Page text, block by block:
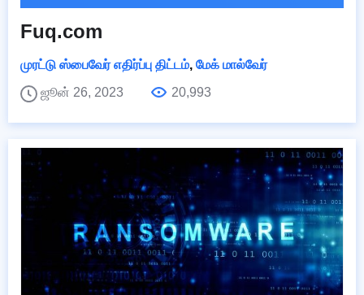
Fuq.com
முரட்டு ஸ்பைவேர் எதிர்ப்பு திட்டம், மேக் மால்வேர்
ஜூன் 26, 2023
20,993